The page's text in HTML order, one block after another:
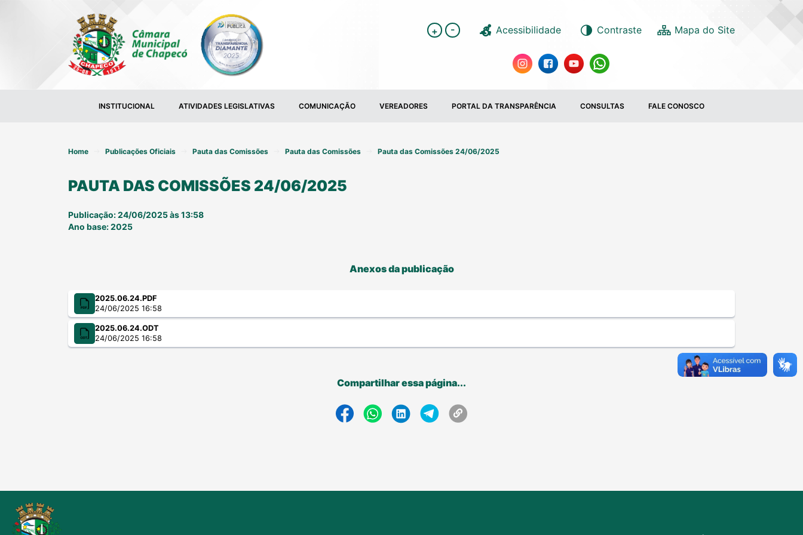
+ - Acessibilidade Contraste
INSTITUCIONAL ATIVIDADES LEGISLATIVAS COMUNICAÇÃO VEREADORES PORTAL DA TRANSPARÊNCIA CONSULTAS FALE CONOSCO
Home Publicações Oficiais Pauta das Comissões Pauta das Comissões Pauta das Comissões 24/06/2025
PAUTA DAS COMISSÕES 24/06/2025
Publicação: 24/06/2025 às 13:58
Ano base: 2025
Anexos da publicação
2025.06.24.PDF
24/06/2025 16:58
2025.06.24.ODT
24/06/2025 16:58
Compartilhar essa página...